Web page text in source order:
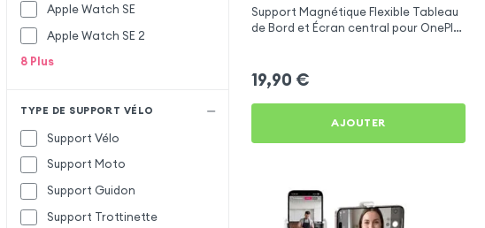
Apple Watch SE
Apple Watch SE 2
8 Plus
TYPE DE SUPPORT VÉLO
Support Vélo
Support Moto
Support Guidon
Support Trottinette
Support Magnétique Flexible Tableau
de Bord et Écran central pour OnePlus
19,90 €
AJOUTER